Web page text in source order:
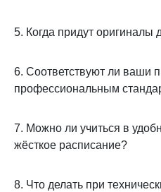
5. Когда придут оригиналы
6. Соответствуют ли ваши
профессиональным
7. Можно ли учиться в
жёсткое расписание?
8. Что делать при